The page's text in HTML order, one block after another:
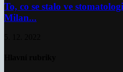
To, co se stalo ve
Milan...